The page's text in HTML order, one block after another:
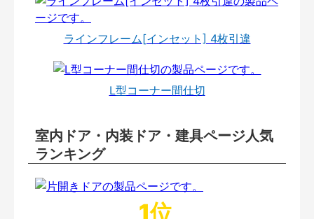
ラインフレーム[インセット] 4枚引違
L型コーナー間仕切
室内ドア・内装ドア・建具ページ人気
ランキング